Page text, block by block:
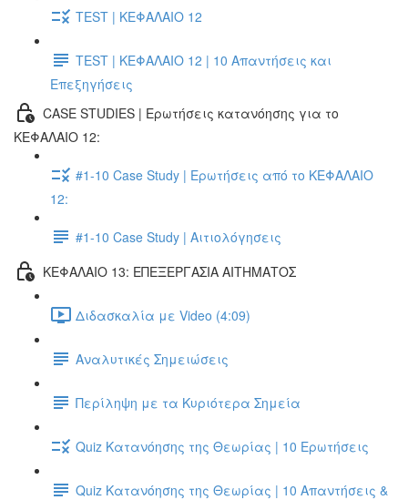
TEST | ΚΕΦΑΛΑΙΟ 12
TEST | ΚΕΦΑΛΑΙΟ 12 | 10 Απαντήσεις και
Επεξηγήσεις
CASE STUDIES | Ερωτήσεις κατανόησης για το
ΚΕΦΑΛΑΙΟ 12:
#1-10 Case Study | Ερωτήσεις από το ΚΕΦΑΛΑΙΟ
12:
#1-10 Case Study | Αιτιολόγησεις
ΚΕΦΑΛΑΙΟ 13: ΕΠΕΞΕΡΓΑΣΙΑ ΑΙΤΗΜΑΤΟΣ
Διδασκαλία με Video (4:09)
Αναλυτικές Σημειώσεις
Περίληψη με τα Κυριότερα Σημεία
Quiz Κατανόησης της Θεωρίας | 10 Ερωτήσεις
Quiz Κατανόησης της Θεωρίας | 10 Απαντήσεις &